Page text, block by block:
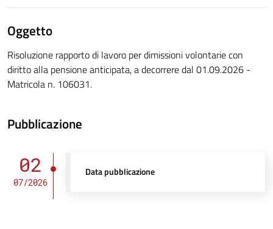
Oggetto
Risoluzione rapporto di lavoro per dimissioni volontarie con
diritto alla pensione anticipata, a decorrere dal 01.09.2026 -
Matricola n. 106031.
Pubblicazione
02
07/2026
Data pubblicazione